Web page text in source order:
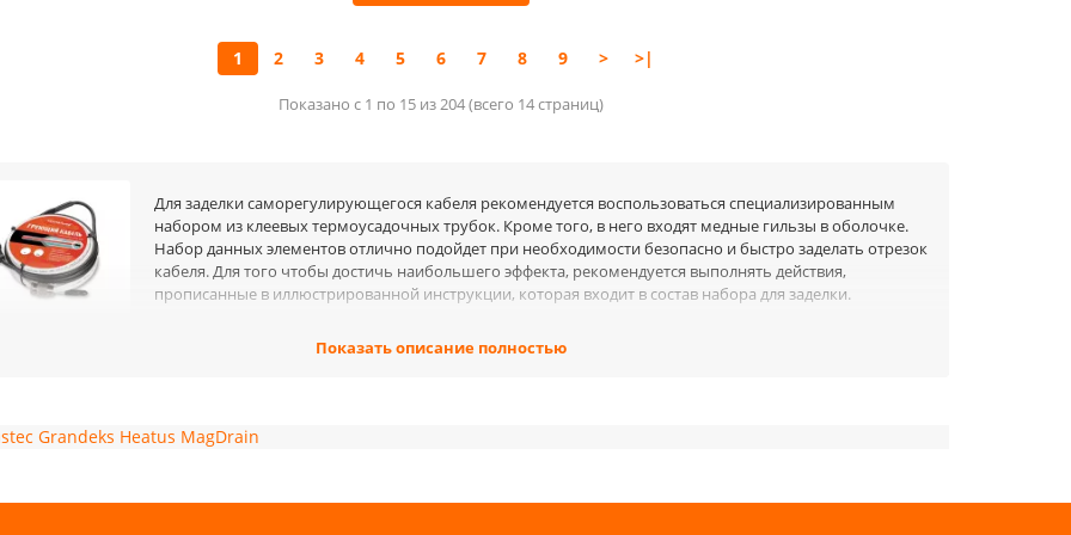
1 2 3 4 5 6 7 8 9 > >|
Показано с 1 по 15 из 204 (всего 14 страниц)
Для заделки саморегулирующегося кабеля рекомендуется воспользоваться специализированным
набором из клеевых термоусадочных трубок. Кроме того, в него входят медные гильзы в оболочке.
Набор данных элементов отлично подойдет при необходимости безопасно и быстро заделать отрезок
кабеля. Для того чтобы достичь наибольшего эффекта, рекомендуется выполнять действия,
прописанные в иллюстрированной инструкции, которая входит в состав набора для заделки.
можно в нашем интернет-магазине. Потребителям представлен широкий ассортимент продукции, которая всегда
Показать описание полностью
Grandeks Heatus MagDrain